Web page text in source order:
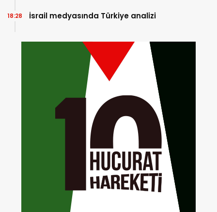
İsrail medyasında Türkiye analizi
18:28